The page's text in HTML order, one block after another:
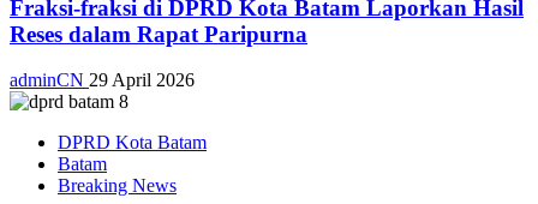
Fraksi-fraksi di DPRD Kota Batam Laporkan Hasil
Reses dalam Rapat Paripurna
adminCN 29 April 2026
DPRD Kota Batam
Batam
Breaking News